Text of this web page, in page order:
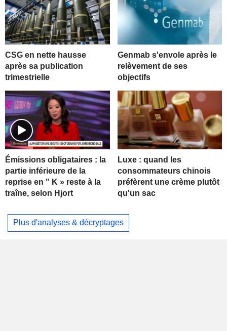
CSG en nette hausse
après sa publication
trimestrielle
Genmab s'envole après le
relèvement de ses
objectifs
Émissions obligataires : la
partie inférieure de la
reprise en " K » reste à la
traîne, selon Hjort
Luxe : quand les
consommateurs chinois
préfèrent une crème plutôt
qu'un sac
Plus d'analyses & décryptages